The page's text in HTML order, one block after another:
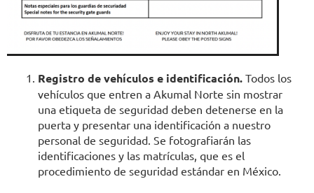
Registro de vehículos e identificación. Todos los
vehículos que entren a Akumal Norte sin mostrar
una etiqueta de seguridad deben detenerse en la
puerta y presentar una identificación a nuestro
personal de seguridad. Se fotografiarán las
identificaciones y las matrículas, que es el
procedimiento de seguridad estándar en México.